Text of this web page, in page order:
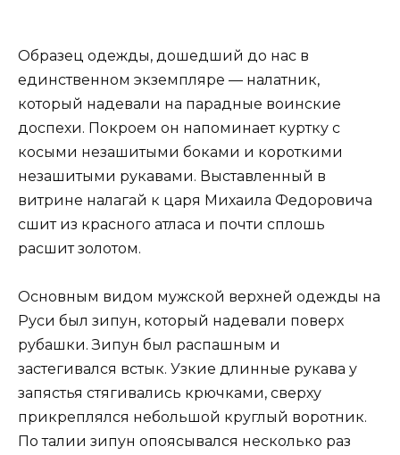
Образец одежды, дошедший до нас в
единственном экземпляре — налатник,
который надевали на парадные воинские
доспехи. Покроем он напоминает куртку с
косыми незашитыми боками и короткими
незашитыми рукавами. Выставленный в
витрине налагай к царя Михаила Федоровича
сшит из красного атласа и почти сплошь
расшит золотом.
Основным видом мужской верхней одежды на
Руси был зипун, который надевали поверх
рубашки. Зипун был распашным и
застегивался встык. Узкие длинные рукава у
запястья стягивались крючками, сверху
прикреплялся небольшой круглый воротник.
По талии зипун опоясывался несколько раз